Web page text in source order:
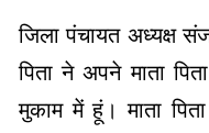
जिला पंचायत अध्यक्ष
पिता ने अपने माता
मुकाम में हूं। माता